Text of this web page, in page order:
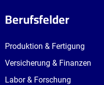
Berufsfelder
Produktion & Fertigung
Versicherung & Finanzen
Labor & Forschung